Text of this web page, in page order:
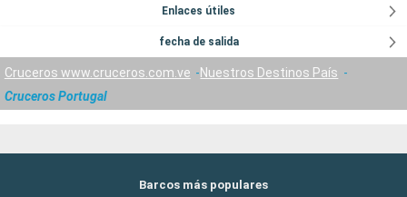
Enlaces útiles
fecha de salida
Cruceros www.cruceros.com.ve
Nuestros Destinos País
Cruceros Portugal
Barcos más populares